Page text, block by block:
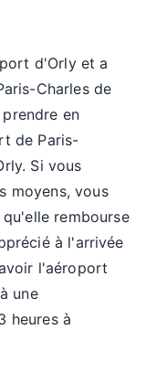
d'Orly et a
Charles de
en
de Paris-
Si vous
moyens, vous
rembourse
à l'arrivée
l'aéroport
une
heures à